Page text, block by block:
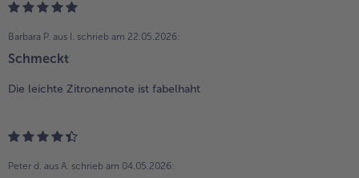
Barbara P. aus I. schrieb am 22.05.2026:
Schmeckt
Die leichte Zitronennote ist fabelhaht
Peter d. aus A. schrieb am 04.05.2026: